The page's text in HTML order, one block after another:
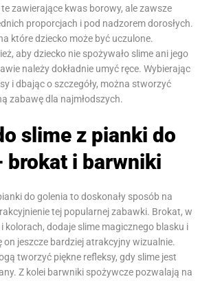
zawierające kwas borowy, ale zawsze
proporcjach i pod nadzorem dorosłych.
które dziecko może być uczulone.
aby dziecko nie spożywało slime ani jego
należy dokładnie umyć ręce. Wybierając
i dbając o szczegóły, można stworzyć
zabawę dla najmłodszych.
slime z pianki do
brokat i barwniki
do golenia to doskonały sposób na
tej popularnej zabawki. Brokat, w
kolorach, dodaje slime magicznego blasku i
on jeszcze bardziej atrakcyjny wizualnie.
tworzyć piękne refleksy, gdy slime jest
Z kolei barwniki spożywcze pozwalają na